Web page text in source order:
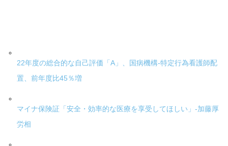
22年度の総合的な自己評価「A」、国病機構-特定行為看護師配
置、前年度比45％増
マイナ保険証「安全・効率的な医療を享受してほしい」-加藤厚
労相